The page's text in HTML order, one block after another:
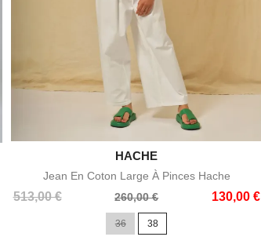
Aperçu rapide
HACHE
Jean En Coton Large À Pinces Hache
513,00 €
Prix
260,00 € 130,00 €
Prix
36 38